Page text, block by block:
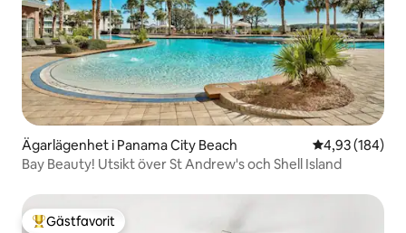
Ägarlägenhet i Panama City Beach 4,93 av 5 i
4,93 (184)
Bay Beauty! Utsikt över St Andrew's och Shell Island
Populär gästfavorit
Gästfavorit